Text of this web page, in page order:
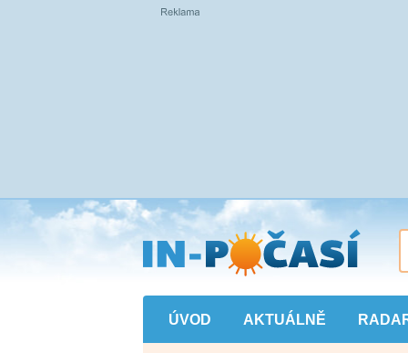
Přejít
na
hlavní
obsah
ÚVOD AKTUÁLNĚ